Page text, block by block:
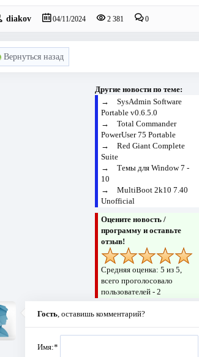
diakov 04/11/2024 2 381 0
Вернуться назад
Другие новости по теме:
→ SysAdmin Software
Portable v0.6.5.0
→ Total Commander
PowerUser 75 Portable
→ Red Giant Complete
Suite
→ Темы для Window 7 -
10
→ MultiBoot 2k10 7.40
Unofficial
Оцените новость /
программу и оставьте
отзыв!
Средняя оценка: 5 из 5,
всего проголосовало
пользователей - 2
Гость, оставишь комментарий?
Имя:*